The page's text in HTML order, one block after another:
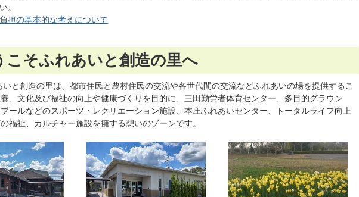
。
担の基本的な考えについて
こそふれあいと創造の里へ
いと創造の里は、都市住民と農村住民の交流や各世代間の交流などふれあいの場を提供するこ
、文化及び福祉の向上や健康づくりを目的に、三田勤労者体育センター、多目的グラウン
プールなどのスポーツ・レクリエーション施設、本庄ふれあいセンター、トータルライフ向上
福祉、カルチャー施設を擁する憩いのゾーンです。